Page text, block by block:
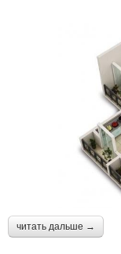
читать дальше →